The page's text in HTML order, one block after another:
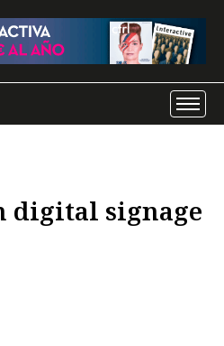
digital signage